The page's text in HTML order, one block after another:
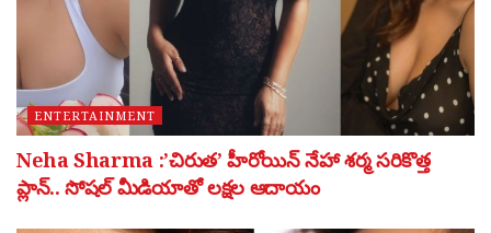
ENTERTAINMENT
Neha Sharma :’చిరుత’ హీరోయిన్ నేహా శర్మ సరికొత్త
ప్లాన్.. సోషల్ మీడియాతో లక్షల ఆదాయం